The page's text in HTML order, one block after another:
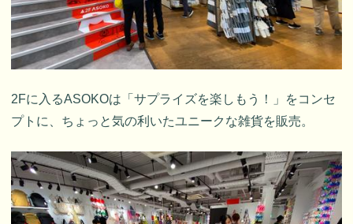
2Fに入るASOKOは「サプライズを楽しもう！」をコンセ
プトに、ちょっと気の利いたユニークな雑貨を販売。